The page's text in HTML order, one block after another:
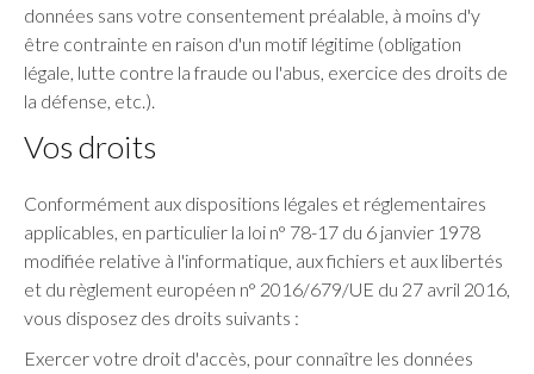
données sans votre consentement préalable, à moins d'y
être contrainte en raison d'un motif légitime (obligation
légale, lutte contre la fraude ou l'abus, exercice des droits de
la défense, etc.).
Vos droits
Conformément aux dispositions légales et réglementaires
applicables, en particulier la loi n° 78-17 du 6 janvier 1978
modifiée relative à l'informatique, aux fichiers et aux libertés
et du règlement européen n° 2016/679/UE du 27 avril 2016,
vous disposez des droits suivants :
Exercer votre droit d'accès, pour connaître les données